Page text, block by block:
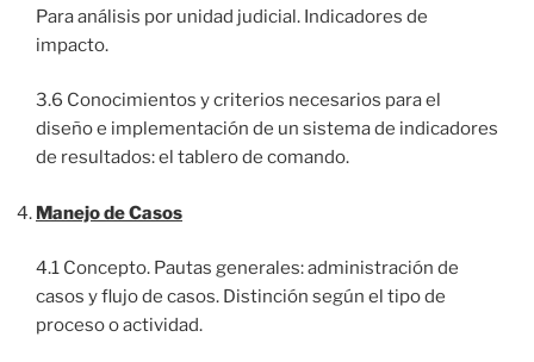
Para análisis por unidad judicial. Indicadores de
impacto.
3.6 Conocimientos y criterios necesarios para el
diseño e implementación de un sistema de indicadores
de resultados: el tablero de comando.
Manejo de Casos
4.1 Concepto. Pautas generales: administración de
casos y flujo de casos. Distinción según el tipo de
proceso o actividad.